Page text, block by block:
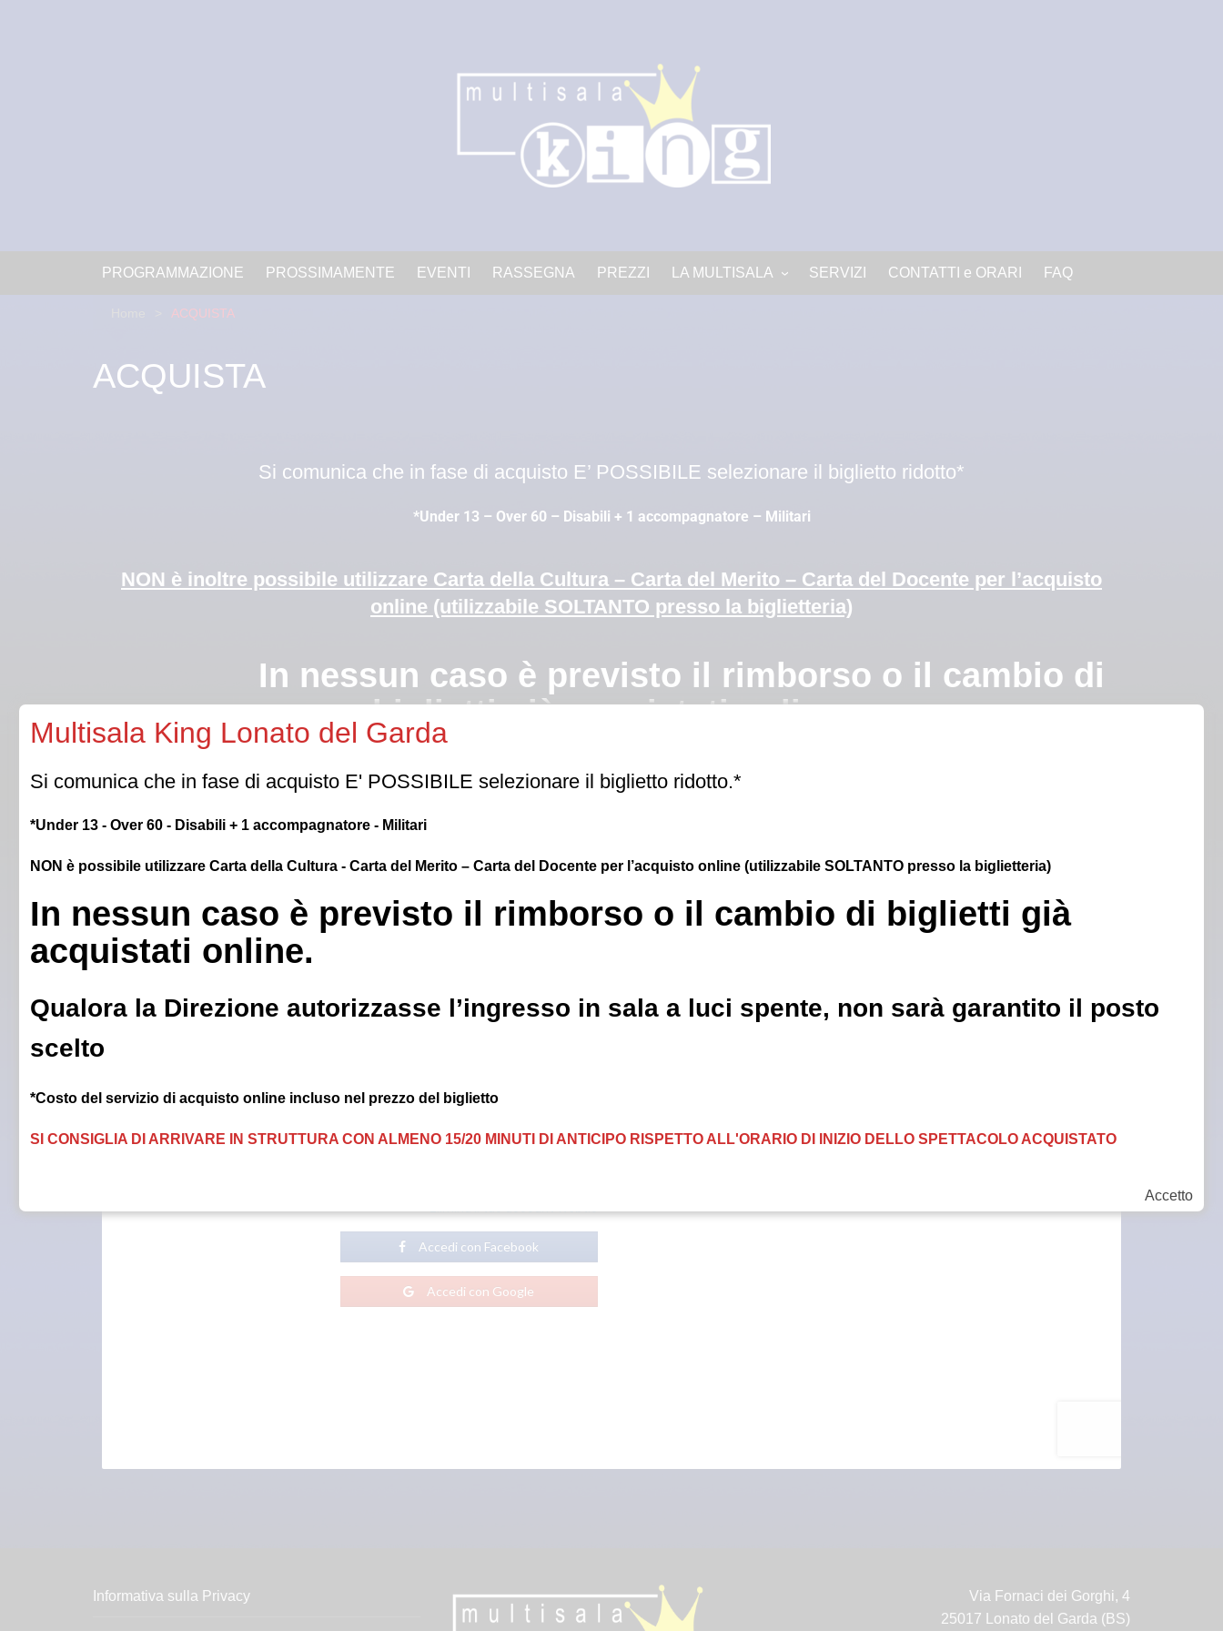
PROGRAMMAZIONE PROSSIMAMENTE EVENTI RASSEGNA PREZZI LA MULTISALA SERVIZI CONTATTI e ORARI FAQ
ACQUISTA
ACQUISTA
Si comunica che in fase di acquisto E’ POSSIBILE selezionare il biglietto ridotto*
*Under 13 – Over 60 – Disabili + 1 accompagnatore – Militari
NON è inoltre possibile utilizzare Carta della Cultura – Carta del Merito – Carta del Docente per l’acquisto
online (utilizzabile SOLTANTO presso la biglietteria)
In nessun caso è previsto il rimborso o il cambio di
biglietti già acquistati online.
Informativa sulla Privacy
Via Fornaci dei Gorghi, 4
25017 Lonato del Garda (BS)
Accetto
Multisala King Lonato del Garda
Si comunica che in fase di acquisto E' POSSIBILE selezionare il biglietto ridotto.*
*Under 13 - Over 60 - Disabili + 1 accompagnatore - Militari
NON è possibile utilizzare Carta della Cultura - Carta del Merito – Carta del Docente per l’acquisto online (utilizzabile SOLTANTO presso la biglietteria)
In nessun caso è previsto il rimborso o il cambio di biglietti già
acquistati online.
Qualora la Direzione autorizzasse l’ingresso in sala a luci spente, non sarà garantito il posto
scelto
*Costo del servizio di acquisto online incluso nel prezzo del biglietto
SI CONSIGLIA DI ARRIVARE IN STRUTTURA CON ALMENO 15/20 MINUTI DI ANTICIPO RISPETTO ALL'ORARIO DI INIZIO DELLO SPETTACOLO ACQUISTATO